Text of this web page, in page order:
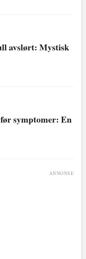
avslørt: Mystisk
symptomer: En
ANNONSE